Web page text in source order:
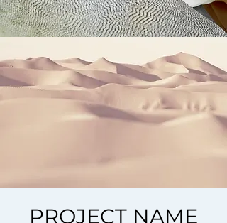
PROJECT NAME